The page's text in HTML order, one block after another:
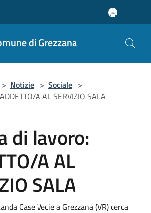
di Grezzana
> Notizie > Sociale >
A AL SERVIZIO SALA
di lavoro:
A AL
SALA
Case Vecie a Grezzana (VR) cerca